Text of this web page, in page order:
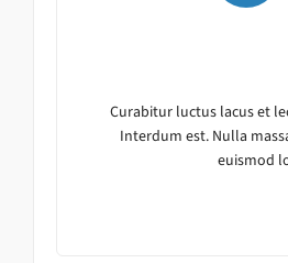
Curabitur luctus lacus et
Interdum est. Nulla
euismod